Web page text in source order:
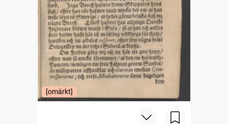
[omärkt]